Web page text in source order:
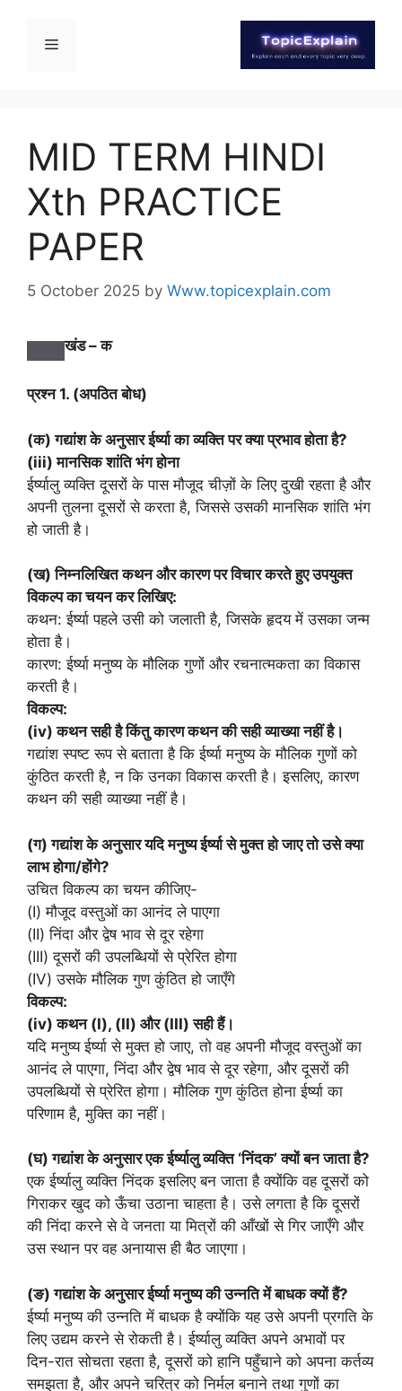
MID TERM HINDI
Xth PRACTICE
PAPER
5 October 2025 by Www.topicexplain.com
खंड – क
प्रश्न 1. (अपठित बोध)
(क) गद्यांश के अनुसार ईर्ष्या का व्यक्ति पर क्या प्रभाव होता है?
(iii) मानसिक शांति भंग होना
ईर्ष्यालु व्यक्ति दूसरों के पास मौजूद चीज़ों के लिए दुखी रहता है और
अपनी तुलना दूसरों से करता है, जिससे उसकी मानसिक शांति भंग
हो जाती है।
(ख) निम्नलिखित कथन और कारण पर विचार करते हुए उपयुक्त
विकल्प का चयन कर लिखिए:
कथन: ईर्ष्या पहले उसी को जलाती है, जिसके हृदय में उसका जन्म
होता है।
कारण: ईर्ष्या मनुष्य के मौलिक गुणों और रचनात्मकता का विकास
करती है।
विकल्प:
(iv) कथन सही है किंतु कारण कथन की सही व्याख्या नहीं है।
गद्यांश स्पष्ट रूप से बताता है कि ईर्ष्या मनुष्य के मौलिक गुणों को
कुंठित करती है, न कि उनका विकास करती है। इसलिए, कारण
कथन की सही व्याख्या नहीं है।
(ग) गद्यांश के अनुसार यदि मनुष्य ईर्ष्या से मुक्त हो जाए तो उसे क्या
लाभ होगा/होंगे?
उचित विकल्प का चयन कीजिए-
(I) मौजूद वस्तुओं का आनंद ले पाएगा
(II) निंदा और द्वेष भाव से दूर रहेगा
(III) दूसरों की उपलब्धियों से प्रेरित होगा
(IV) उसके मौलिक गुण कुंठित हो जाएँगे
विकल्प:
(iv) कथन (I), (II) और (III) सही हैं।
यदि मनुष्य ईर्ष्या से मुक्त हो जाए, तो वह अपनी मौजूद वस्तुओं का
आनंद ले पाएगा, निंदा और द्वेष भाव से दूर रहेगा, और दूसरों की
उपलब्धियों से प्रेरित होगा। मौलिक गुण कुंठित होना ईर्ष्या का
परिणाम है, मुक्ति का नहीं।
(घ) गद्यांश के अनुसार एक ईर्ष्यालु व्यक्ति ‘निंदक’ क्यों बन जाता है?
एक ईर्ष्यालु व्यक्ति निंदक इसलिए बन जाता है क्योंकि वह दूसरों को
गिराकर खुद को ऊँचा उठाना चाहता है। उसे लगता है कि दूसरों
की निंदा करने से वे जनता या मित्रों की आँखों से गिर जाएँगे और
उस स्थान पर वह अनायास ही बैठ जाएगा।
(ङ) गद्यांश के अनुसार ईर्ष्या मनुष्य की उन्नति में बाधक क्यों हैं?
ईर्ष्या मनुष्य की उन्नति में बाधक है क्योंकि यह उसे अपनी प्रगति के
लिए उद्यम करने से रोकती है। ईर्ष्यालु व्यक्ति अपने अभावों पर
दिन-रात सोचता रहता है, दूसरों को हानि पहुँचाने को अपना कर्तव्य
समझता है, और अपने चरित्र को निर्मल बनाने तथा गुणों का